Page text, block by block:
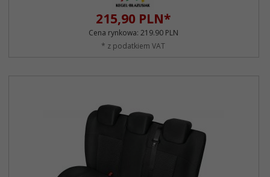
215,90 PLN*
Cena rynkowa: 219.90 PLN
* z podatkiem VAT